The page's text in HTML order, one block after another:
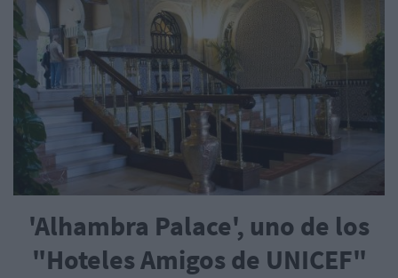
'Alhambra Palace', uno de los
"Hoteles Amigos de UNICEF"